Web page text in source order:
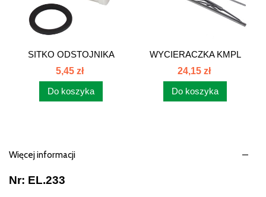
SITKO ODSTOJNIKA
PALIWA...
5,45 zł
Do koszyka
WYCIERACZKA KMPL
410mm...
24,15 zł
Do koszyka
Więcej informacji
Nr: EL.233